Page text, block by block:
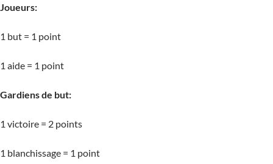
Joueurs:
1 but = 1 point
1 aide = 1 point
Gardiens de but:
1 victoire = 2 points
1 blanchissage = 1 point